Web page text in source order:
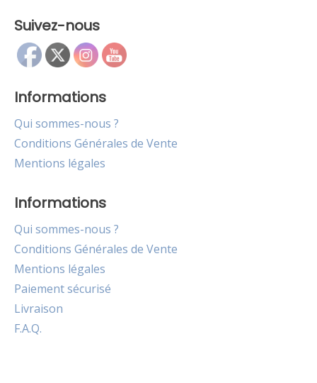
Suivez-nous
Informations
Qui sommes-nous ?
Conditions Générales de Vente
Mentions légales
Informations
Qui sommes-nous ?
Conditions Générales de Vente
Mentions légales
Paiement sécurisé
Livraison
F.A.Q.